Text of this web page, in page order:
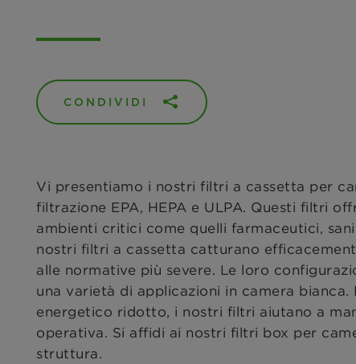
CONDIVIDI
Vi presentiamo i nostri filtri a cassetta per
filtrazione EPA, HEPA e ULPA. Questi filtri
ambienti critici come quelli farmaceutici,
nostri filtri a cassetta catturano
alle normative più severe. Le loro
una varietà di applicazioni in camera
energetico ridotto, i nostri filtri aiutano a
operativa. Si affidi ai nostri filtri box per
struttura.